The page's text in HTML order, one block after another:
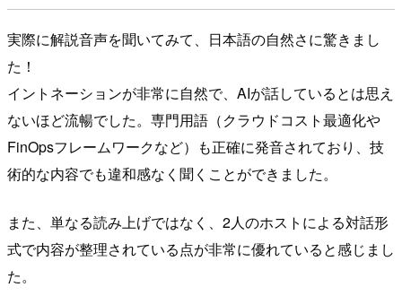
実際に解説音声を聞いてみて、日本語の自然さに驚きまし
た！
イントネーションが非常に自然で、AIが話しているとは思え
ないほど流暢でした。専門用語（クラウドコスト最適化や
FinOpsフレームワークなど）も正確に発音されており、技
術的な内容でも違和感なく聞くことができました。
また、単なる読み上げではなく、2人のホストによる対話形
式で内容が整理されている点が非常に優れていると感じまし
た。